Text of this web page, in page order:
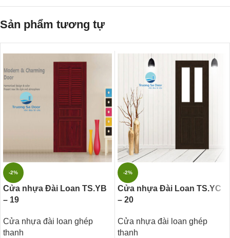
Sản phẩm tương tự
-2%
Cửa nhựa Đài Loan TS.YB
– 19
Cửa nhựa đài loan ghép
thanh
-2%
Cửa nhựa Đài Loan TS.YC
– 20
Cửa nhựa đài loan ghép
thanh